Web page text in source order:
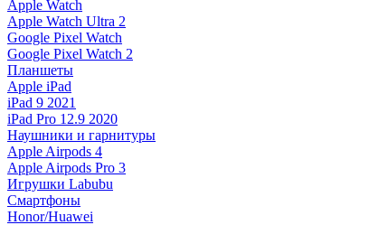
Apple Watch
Apple Watch Ultra 2
Google Pixel Watch
Google Pixel Watch 2
Планшеты
Apple iPad
iPad 9 2021
iPad Pro 12.9 2020
Наушники и гарнитуры
Apple Airpods 4
Apple Airpods Pro 3
Игрушки Labubu
Смартфоны
Honor/Huawei